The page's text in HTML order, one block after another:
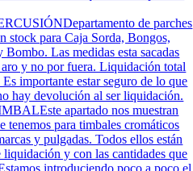
Departamento de parches
stock para Caja Sorda, Bongos,
Bombo. Las medidas esta sacadas
y no por fuera. Liquidación total
importante estar seguro de lo que
hay devolución al ser liquidación.
Este apartado nos muestran
tenemos para timbales cromáticos
y pulgadas. Todos ellos están
liquidación y con las cantidades que
introduciendo poco a poco el